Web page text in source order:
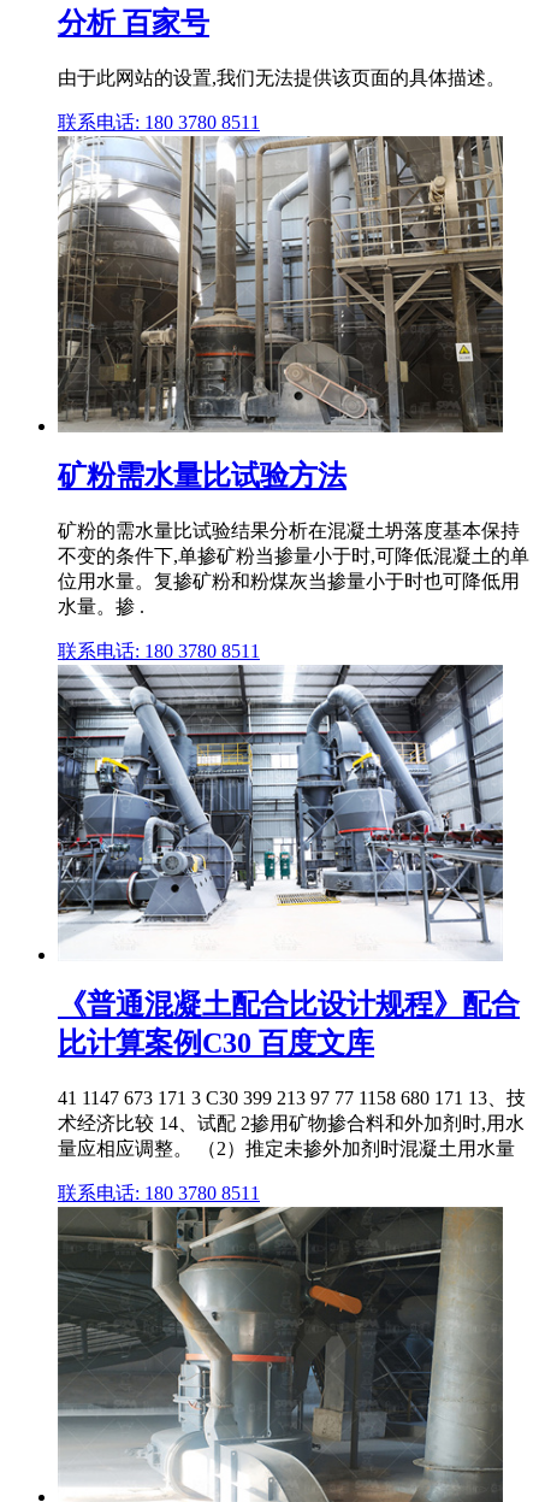
分析 百家号
由于此网站的设置,我们无法提供该页面的具体描述。
联系电话: 180 3780 8511
矿粉需水量比试验方法
矿粉的需水量比试验结果分析在混凝土坍落度基本保持
不变的条件下,单掺矿粉当掺量小于时,可降低混凝土的单
位用水量。复掺矿粉和粉煤灰当掺量小于时也可降低用
水量。掺 .
联系电话: 180 3780 8511
《普通混凝土配合比设计规程》配合
比计算案例C30 百度文库
41 1147 673 171 3 C30 399 213 97 77 1158 680 171 13、技
术经济比较 14、试配 2掺用矿物掺合料和外加剂时,用水
量应相应调整。 （2）推定未掺外加剂时混凝土用水量
联系电话: 180 3780 8511